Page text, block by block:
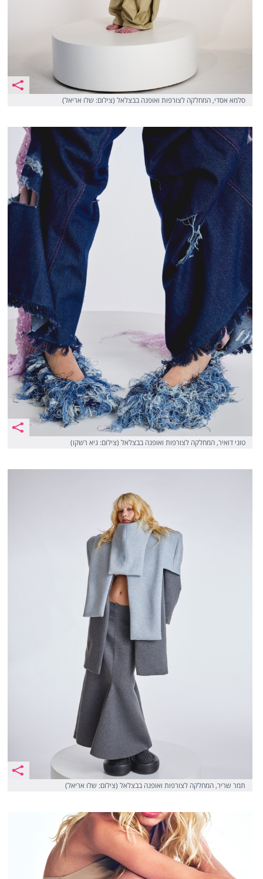
סלמא אסדי, המחלקה לצורפות ואופנה בבצלאל (צילום: שלו אריאל)
טוני דואיר, המחלקה לצורפות ואופנה בבצלאל (צילום: גיא רשקו)
תמר שריר, המחלקה לצורפות ואופנה בבצלאל (צילום: שלו אריאל)